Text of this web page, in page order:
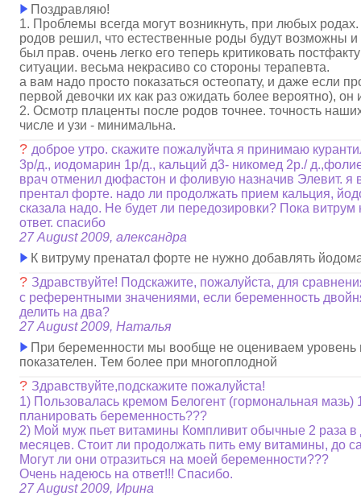
Поздравляю!
1. Проблемы всегда могут возникнуть, при любых
родов решил, что естественные роды будут возможны и
был прав. очень легко его теперь критиковать
ситуации. весьма некрасиво со стороны терапевта.
а вам надо просто показаться остеопату, и даже если
первой девочки их как раз ожидать более вероятно), он
2. Осмотр плаценты после родов точнее. точность
числе и узи - минимальна.
?доброе утро. скажите пожалуйчта я принимаю
3р/д., иодомарин 1р/д., кальций д3- никомед 2р./
врач отменил дюфастон и фоливую назначив Элевит. я
прентал форте. надо ли продолжать прием кальция,
сказала надо. Не будет ли передозировки? Пока
ответ. спасибо
27 August 2009, александра
К витруму пренатал форте не нужно добавлять
? Здравствуйте! Подскажите, пожалуйста, для
с референтными значениями, если беременность
делить на два?
27 August 2009, Наталья
При беременности мы вообще не оцениваем уровень
показателен. Тем более при многоплодной
? Здравствуйте,подскажите пожалуйста!
1) Пользовалась кремом Белогент (гормональная мазь)
планировать беременность???
2) Мой муж пьет витамины Компливит обычные 2 раза в
месяцев. Стоит ли продолжать пить ему витамины, до
Могут ли они отразиться на моей беременности???
Очень надеюсь на ответ!!! Спасибо.
27 August 2009, Ирина